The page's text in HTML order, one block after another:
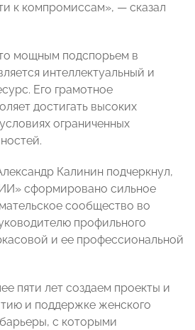
к компромиссам», — сказал
мощным подспорьем в
интеллектуальный и
Его грамотное
достигать высоких
ограниченных
Калинин подчеркнул,
сформировано сильное
сообщество во
профильного
и ее профессиональной
пяти лет создаем проекты и
и поддержке женского
с которыми